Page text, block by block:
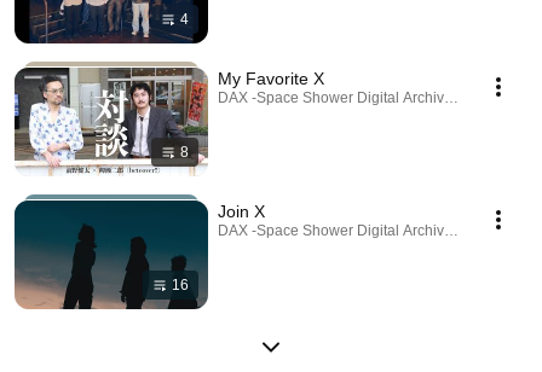
4
8
My Favorite X
DAX -Space Shower Digital Archives X- · Playlist
16
Join X
DAX -Space Shower Digital Archives X- · Playlist